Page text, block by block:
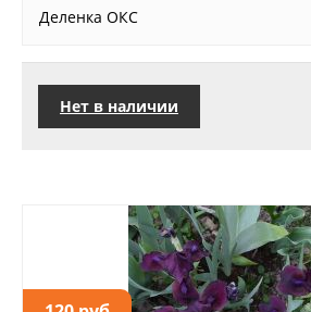
Деленка ОКС
Нет в наличии